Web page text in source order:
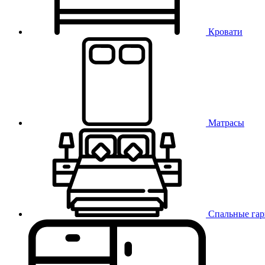
Кровати
Матрасы
Спальные